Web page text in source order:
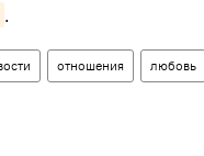
.
отношения любовь